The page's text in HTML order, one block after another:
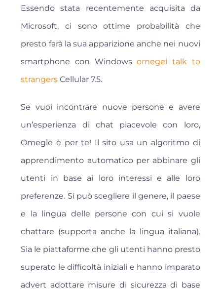
Essendo stata recentemente acquisita da
Microsoft, ci sono ottime probabilità che
presto farà la sua apparizione anche nei nuovi
smartphone con Windowsomegel talk to
strangers Cellular 7.5.
Se vuoi incontrare nuove persone e avere
un’esperienza di chat piacevole con loro,
Omegle è per te! Il sito usa un algoritmo di
apprendimento automatico per abbinare gli
utenti in base ai loro interessi e alle loro
preferenze. Si può scegliere il genere, il paese
e la lingua delle persone con cui si vuole
chattare (supporta anche la lingua italiana).
Sia le piattaforme che gli utenti hanno presto
superato le difficoltà iniziali e hanno imparato
advert adottare misure di sicurezza di base